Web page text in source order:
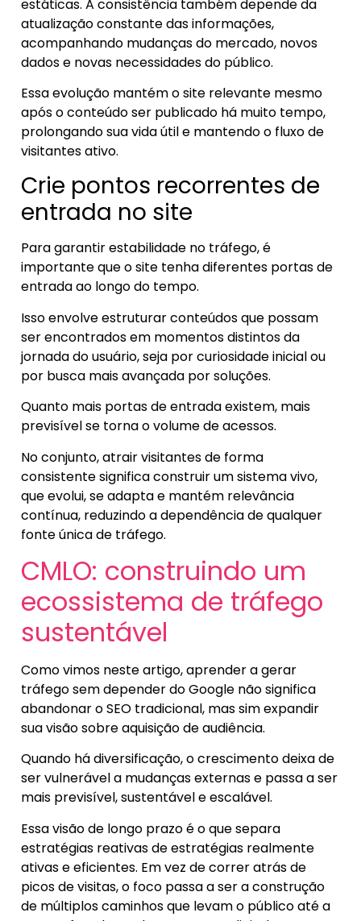
estáticas. A consistência também depende da
atualização constante das informações,
acompanhando mudanças do mercado, novos
dados e novas necessidades do público.
Essa evolução mantém o site relevante mesmo
após o conteúdo ser publicado há muito tempo,
prolongando sua vida útil e mantendo o fluxo de
visitantes ativo.
Crie pontos recorrentes de
entrada no site
Para garantir estabilidade no tráfego, é
importante que o site tenha diferentes portas de
entrada ao longo do tempo.
Isso envolve estruturar conteúdos que possam
ser encontrados em momentos distintos da
jornada do usuário, seja por curiosidade inicial ou
por busca mais avançada por soluções.
Quanto mais portas de entrada existem, mais
previsível se torna o volume de acessos.
No conjunto, atrair visitantes de forma
consistente significa construir um sistema vivo,
que evolui, se adapta e mantém relevância
contínua, reduzindo a dependência de qualquer
fonte única de tráfego.
CMLO: construindo um
ecossistema de tráfego
sustentável
Como vimos neste artigo, aprender a gerar
tráfego sem depender do Google não significa
abandonar o SEO tradicional, mas sim expandir
sua visão sobre aquisição de audiência.
Quando há diversificação, o crescimento deixa de
ser vulnerável a mudanças externas e passa a ser
mais previsível, sustentável e escalável.
Essa visão de longo prazo é o que separa
estratégias reativas de estratégias realmente
ativas e eficientes. Em vez de correr atrás de
picos de visitas, o foco passa a ser a construção
de múltiplos caminhos que levam o público até a